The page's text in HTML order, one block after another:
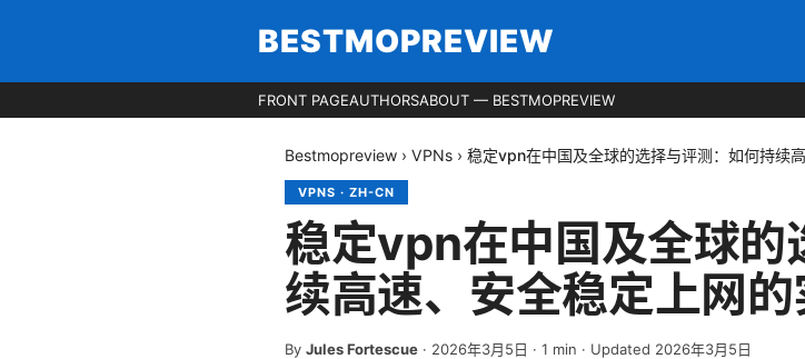
BESTMOPREVIEW
FRONT PAGEAUTHORSABOUT — BESTMOPREVIEW
Bestmopreview › VPNs › 稳定vpn在中国及全球的选择与评测：如何持续
VPNS · ZH-CN
稳定vpn在中国及全球的
续高速、安全稳定上网
By Jules Fortescue · 2026年3月5日 · 1 min · Updated 2026年3月5日